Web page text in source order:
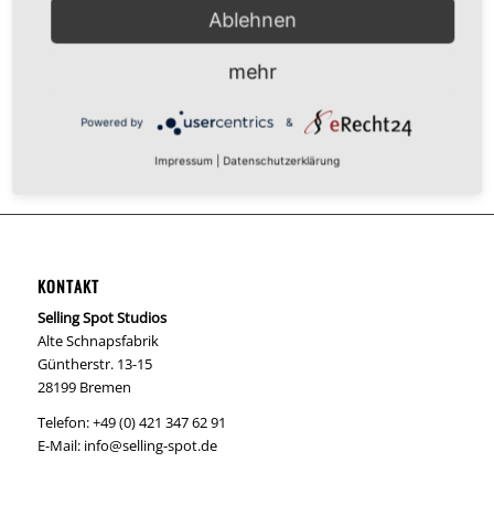
KONTAKT
Selling Spot Studios
Alte Schnapsfabrik
Güntherstr. 13-15
28199 Bremen
Telefon: +49 (0) 421 347 62 91
E-Mail: info@selling-spot.de
Ablehnen
mehr
Powered by &
Impressum Datenschutzerklärung